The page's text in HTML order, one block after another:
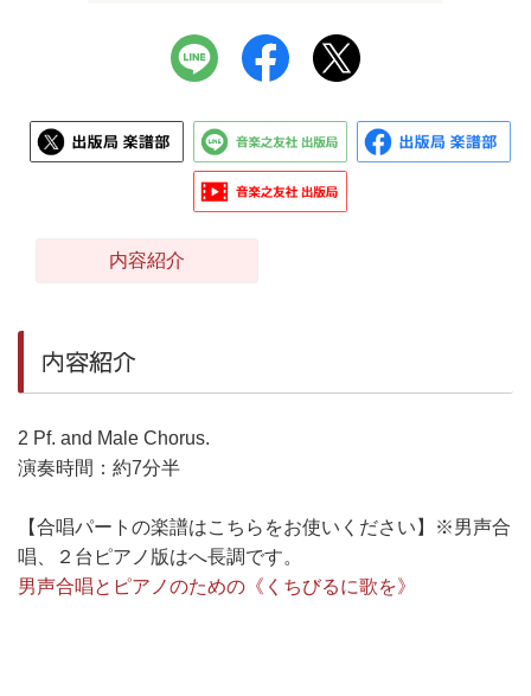
内容紹介
内容紹介
2 Pf. and Male Chorus.
演奏時間：約7分半
【合唱パートの楽譜はこちらをお使いください】※男声合
唱、２台ピアノ版はへ長調です。
男声合唱とピアノのための《くちびるに歌を》